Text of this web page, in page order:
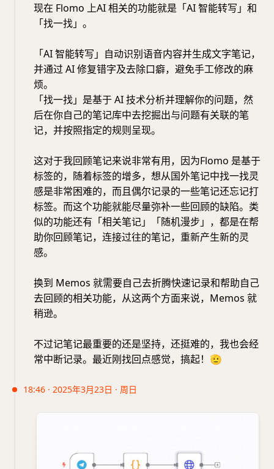
现在 Flomo 上AI 相关的功能就是「AI 智能转写」和
「找一找」。
「AI 智能转写」自动识别语音内容并生成文字笔记，
并通过 AI 修复错字及去除口癖，避免手工修改的麻
烦。
「找一找」是基于 AI 技术分析并理解你的问题，然
后在你自己的笔记库中去挖掘出与问题有关联的笔
记，并按照指定的规则呈现。
这对于我回顾笔记来说非常有用，因为Flomo 是基于
标签的，随着标签的增多，想从国外笔记中找一找灵
感是非常困难的，而且偶尔记录的一些笔记还忘记打
标签。而这个功能就能尽量弥补一些回顾的缺陷。类
似的功能还有「相关笔记」「随机漫步」，都是在帮
助你回顾笔记，连接过往的笔记，重新产生新的灵
感。
换到 Memos 就需要自己去折腾快速记录和帮助自己
去回顾的相关功能，从这两个方面来说，Memos 就
稍逊。
不过记笔记最重要的还是坚持，还挺难的，我也会经
常中断记录。最近刚找回点感觉，搞起！ 🫡
18:46 · 2025年3月23日 · 周日